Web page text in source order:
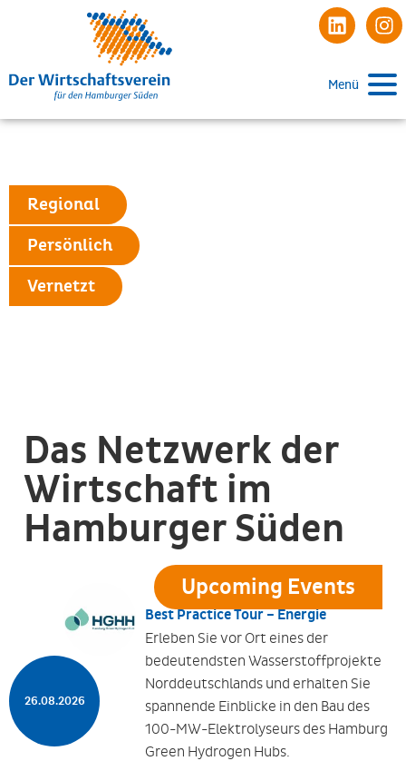
Menü
Regional
Persönlich
Vernetzt
Das Netzwerk der
Wirtschaft im
Hamburger Süden
Upcoming Events
26.08.2026
Best Practice Tour – Energie
Erleben Sie vor Ort eines der
bedeutendsten Wasserstoffprojekte
Norddeutschlands und erhalten Sie
spannende Einblicke in den Bau des
100-MW-Elektrolyseurs des Hamburg
Green Hydrogen Hubs.